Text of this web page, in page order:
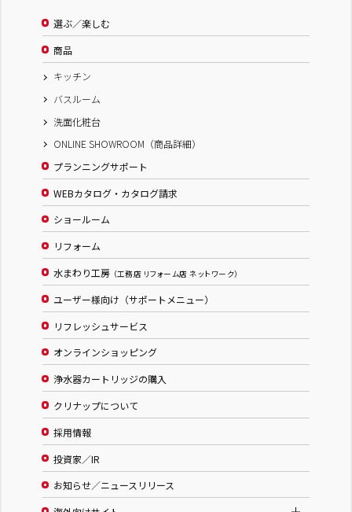
選ぶ／楽しむ
商品
キッチン
バスルーム
洗面化粧台
ONLINE SHOWROOM（商品詳細）
プランニングサポート
WEBカタログ・カタログ請求
ショールーム
リフォーム
水まわり工房 （工務店 リフォーム店 ネットワーク）
ユーザー様向け（サポートメニュー）
リフレッシュサービス
オンラインショッピング
浄水器カートリッジの購入
クリナップについて
採用情報
投資家／IR
お知らせ／ニュースリリース